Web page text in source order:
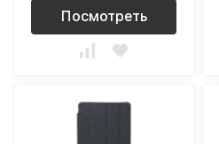
Посмотреть